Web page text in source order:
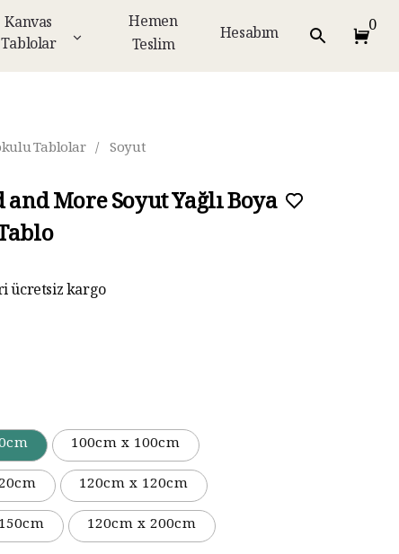
Kanvas
Tablolar
Hemen
Teslim
Hesabım 0
Tablolar / Soyut
and More Soyut Yağlı Boya
ücretsiz kargo
100cm x 100cm
120cm x 120cm
120cm x 200cm